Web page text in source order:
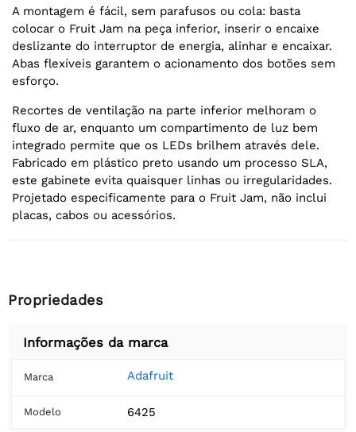
A montagem é fácil, sem parafusos ou cola: basta
colocar o Fruit Jam na peça inferior, inserir o encaixe
deslizante do interruptor de energia, alinhar e encaixar.
Abas flexíveis garantem o acionamento dos botões sem
esforço.
Recortes de ventilação na parte inferior melhoram o
fluxo de ar, enquanto um compartimento de luz bem
integrado permite que os LEDs brilhem através dele.
Fabricado em plástico preto usando um processo SLA,
este gabinete evita quaisquer linhas ou irregularidades.
Projetado especificamente para o Fruit Jam, não inclui
placas, cabos ou acessórios.
Propriedades
Informações da marca
Marca Adafruit
Modelo 6425